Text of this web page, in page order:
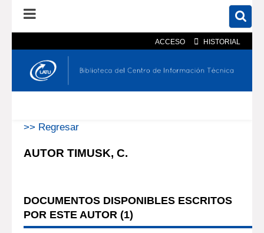
ACCESO HISTORIAL
En el catálogo En el sitio
>> Regresar
AUTOR TIMUSK, C.
DOCUMENTOS DISPONIBLES ESCRITOS
POR ESTE AUTOR (1)